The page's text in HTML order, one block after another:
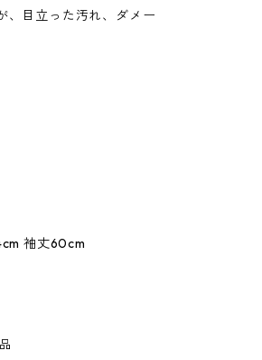
目立った汚れ、ダメー
袖丈60cm